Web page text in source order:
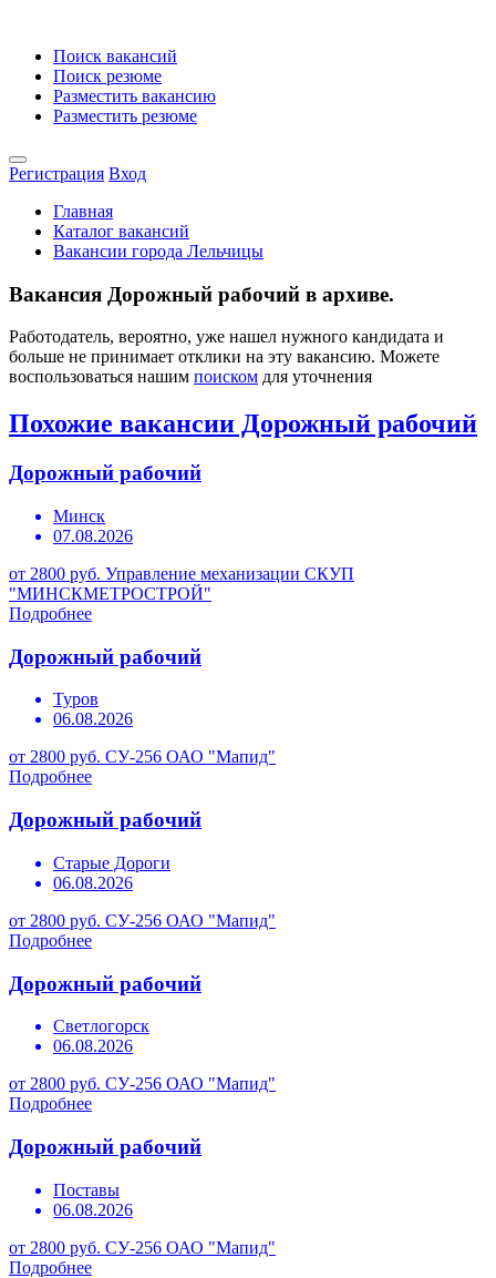
Поиск вакансий
Поиск резюме
Разместить вакансию
Разместить резюме
Регистрация Вход
Главная
Каталог вакансий
Вакансии города Лельчицы
Вакансия Дорожный рабочий в архиве.
Работодатель, вероятно, уже нашел нужного кандидата и
больше не принимает отклики на эту вакансию. Можете
воспользоваться нашим поиском для уточнения
Похожие вакансии Дорожный рабочий
Дорожный рабочий
Минск
07.08.2026
от 2800 руб. Управление механизации СКУП
"МИНСКМЕТРОСТРОЙ"
Подробнее
Дорожный рабочий
Туров
06.08.2026
от 2800 руб. СУ-256 ОАО "Мапид"
Подробнее
Дорожный рабочий
Старые Дороги
06.08.2026
от 2800 руб. СУ-256 ОАО "Мапид"
Подробнее
Дорожный рабочий
Светлогорск
06.08.2026
от 2800 руб. СУ-256 ОАО "Мапид"
Подробнее
Дорожный рабочий
Поставы
06.08.2026
от 2800 руб. СУ-256 ОАО "Мапид"
Подробнее